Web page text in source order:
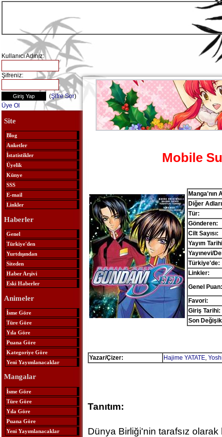
Kullanıcı Adınız:
Şifreniz:
(Şifre Sor)
Üye Ol
Site
Blog
Anketler
İstatistikler
Üyelik
Künye
SSS
E-mail
Linkler
Haberler
Genel
Türkiye'den
Yurtdışından
Siteden
Haber Arşivi
Eski Haberler
Animeler
İsme Göre
Türe Göre
Yıla Göre
Puana Göre
Kategoriye Göre
Yeni Yayımlanacaklar
Mangalar
İsme Göre
Türe Göre
Yıla Göre
Puana Göre
Yeni Yayımlanacaklar
Mobile
Manga'nın
Diğer
Tür:
Gönderen:
Cilt Sayısı:
Yayım
Yayınevi/
Türkiye'de:
Linkler:
Genel Puan:
Favori:
Giriş Tarihi:
Son
Yazar/Çizer: Hajime YATATE,
Tanıtım:
Dünya Birliği'nin tarafsız